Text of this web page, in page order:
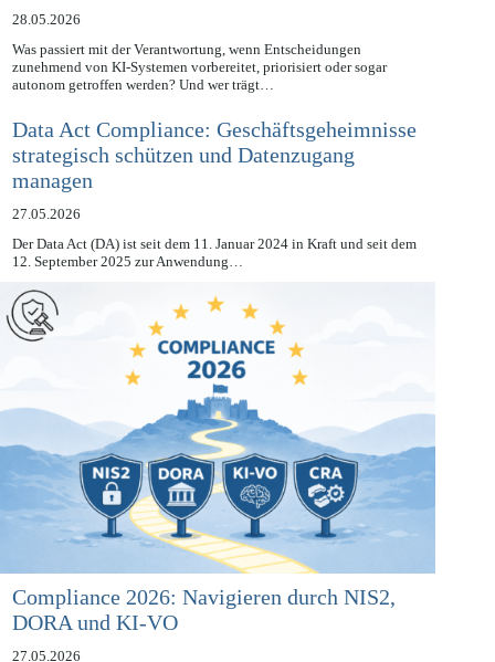
KI-Compliance aufbauen
28.05.2026
Was passiert mit der Verantwortung, wenn Entscheidungen
zunehmend von KI-Systemen vorbereitet, priorisiert oder sogar
Data Act Compliance: Geschäftsgeheimnisse
strategisch schützen und Datenzugang
managen
27.05.2026
Der Data Act (DA) ist seit dem 11. Januar 2024 in Kraft und seit dem
12. September 2025 zur Anwendung…
Compliance 2026: Navigieren durch NIS2,
DORA und KI-VO